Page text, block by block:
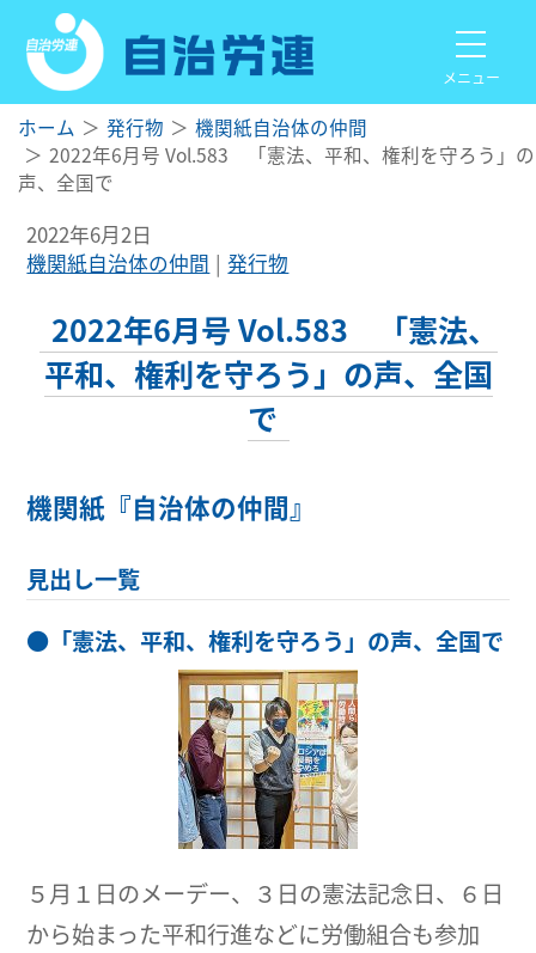
メニュー
ホーム 発行物
機関紙自治体の仲間
2022年6月号 Vol.583 「憲法、平和、権利を守ろう」の
声、全国で
2022年6月2日
機関紙自治体の仲間
発行物
2022年6月号 Vol.583 「憲法、
平和、権利を守ろう」の声、全国
で
機関紙『自治体の仲間』
見出し一覧
● 「憲法、平和、権利を守ろう」の声、全国で
５月１日のメーデー、３日の憲法記念日、６日
から始まった平和行進などに労働組合も参加